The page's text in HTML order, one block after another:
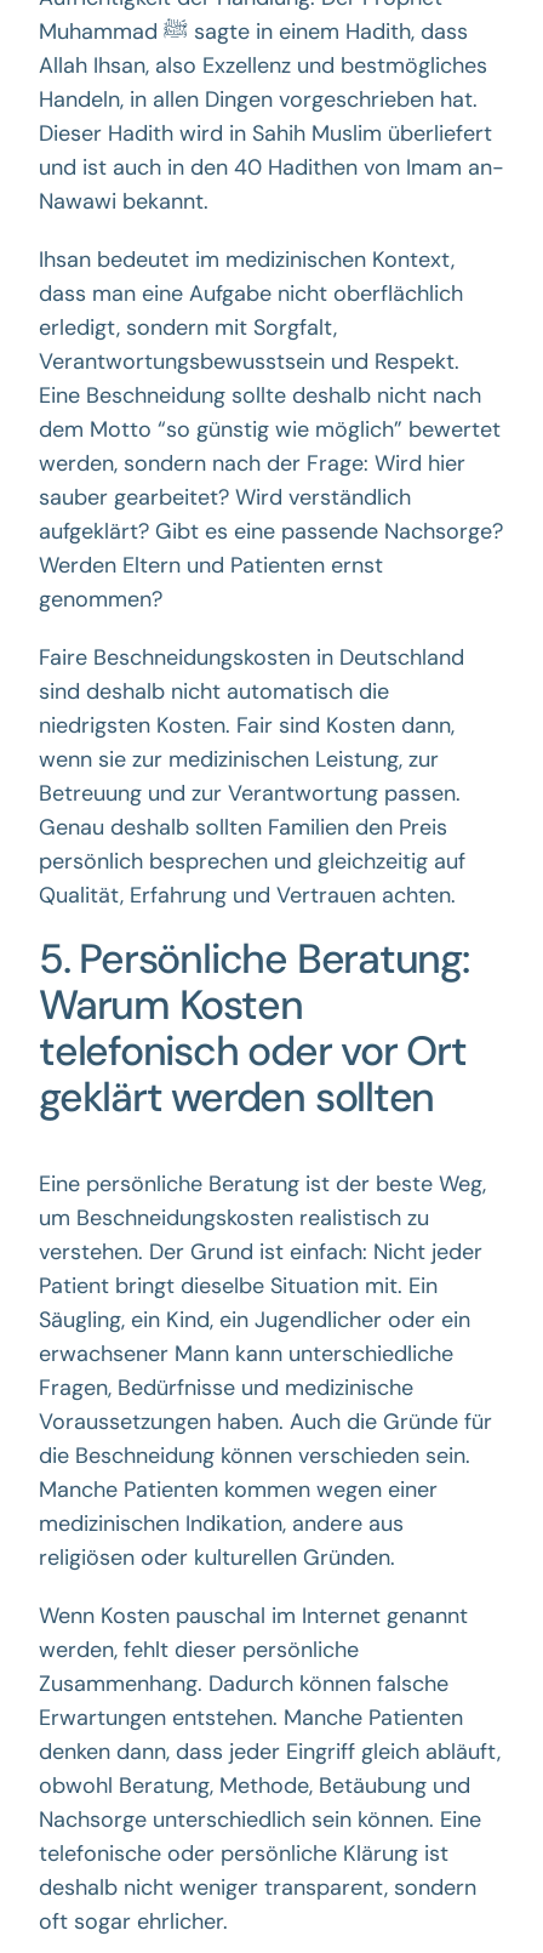
Muhammad ﷺ sagte in einem Hadith, dass
Allah Ihsan, also Exzellenz und bestmögliches
Handeln, in allen Dingen vorgeschrieben hat.
Dieser Hadith wird in Sahih Muslim überliefert
und ist auch in den 40 Hadithen von Imam an-
Nawawi bekannt.
Ihsan bedeutet im medizinischen Kontext,
dass man eine Aufgabe nicht oberflächlich
erledigt, sondern mit Sorgfalt,
Verantwortungsbewusstsein und Respekt.
Eine Beschneidung sollte deshalb nicht nach
dem Motto “so günstig wie möglich” bewertet
werden, sondern nach der Frage: Wird hier
sauber gearbeitet? Wird verständlich
aufgeklärt? Gibt es eine passende Nachsorge?
Werden Eltern und Patienten ernst
genommen?
Faire Beschneidungskosten in Deutschland
sind deshalb nicht automatisch die
niedrigsten Kosten. Fair sind Kosten dann,
wenn sie zur medizinischen Leistung, zur
Betreuung und zur Verantwortung passen.
Genau deshalb sollten Familien den Preis
persönlich besprechen und gleichzeitig auf
Qualität, Erfahrung und Vertrauen achten.
5. Persönliche Beratung:
Warum Kosten
telefonisch oder vor Ort
geklärt werden sollten
Eine persönliche Beratung ist der beste Weg,
um Beschneidungskosten realistisch zu
verstehen. Der Grund ist einfach: Nicht jeder
Patient bringt dieselbe Situation mit. Ein
Säugling, ein Kind, ein Jugendlicher oder ein
erwachsener Mann kann unterschiedliche
Fragen, Bedürfnisse und medizinische
Voraussetzungen haben. Auch die Gründe für
die Beschneidung können verschieden sein.
Manche Patienten kommen wegen einer
medizinischen Indikation, andere aus
religiösen oder kulturellen Gründen.
Wenn Kosten pauschal im Internet genannt
werden, fehlt dieser persönliche
Zusammenhang. Dadurch können falsche
Erwartungen entstehen. Manche Patienten
denken dann, dass jeder Eingriff gleich abläuft,
obwohl Beratung, Methode, Betäubung und
Nachsorge unterschiedlich sein können. Eine
telefonische oder persönliche Klärung ist
deshalb nicht weniger transparent, sondern
oft sogar ehrlicher.